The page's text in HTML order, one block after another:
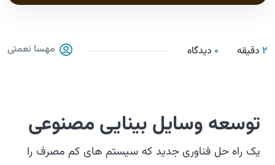
2 دقیقه 0 دیدگاه مهسا نعمتی
توسعه وسایل بینایی مصنوعی
یک راه حل فناوری جدید که سیستم های کم مصرف را